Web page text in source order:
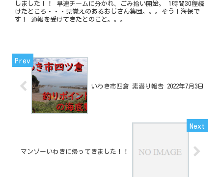
しました！！ 早速チームに分かれ、ごみ拾い開始。 1時間30程続
けたところ・・・見覚えのあるおじさん集団。。。そう！海保で
す！ 通報を受けてきたとのこと。。。
いわき市四倉 素潜り報告 2022年7月3日
マンゾーいわきに帰ってきました！！